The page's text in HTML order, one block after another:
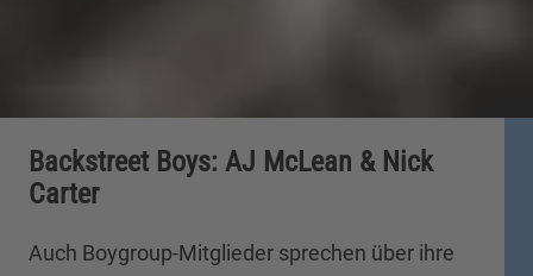
Backstreet Boys: AJ McLean & Nick
Carter
Auch Boygroup-Mitglieder sprechen über ihre